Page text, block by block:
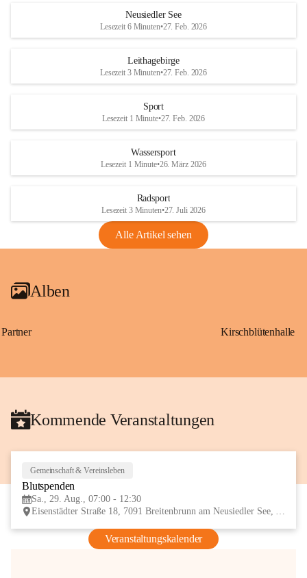
S
und den daraus folgenden wirtschaftlichen
Maßnahmen zur Bekämpfung
Rebe und der Amerikanischen
Anhang VBl. EU Nr. 18
1 Seite•1,4 MB
VBl. EU Nr. 18_2026
r
S
Neusiedler See
Lesezeit 6 Minuten•27. Feb. 2026
Leithagebirge
Lesezeit 3 Minuten•27. Feb. 2026
Sport
Lesezeit 1 Minute•27. Feb. 2026
Wassersport
Lesezeit 1 Minute•26. März 2026
Radsport
Lesezeit 3 Minuten•27. Juli 2026
Alle Artikel sehen
Alben
Partner Kirschblütenhalle
Kommende Veranstaltungen
Gemeinschaft & Vereinsleben
Blutspenden
Sa., 29. Aug., 07:00 - 12:30
Eisenstädter Straße 18, 7091 Breitenbrunn am Neusiedler See, AUT
Veranstaltungskalender